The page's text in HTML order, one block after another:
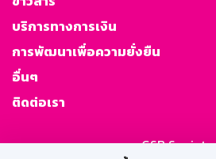
บริการทางการเงิน
การพัฒนาเพื่อความยั่งยืน
อื่นๆ
ติดต่อเรา
GSB Society: